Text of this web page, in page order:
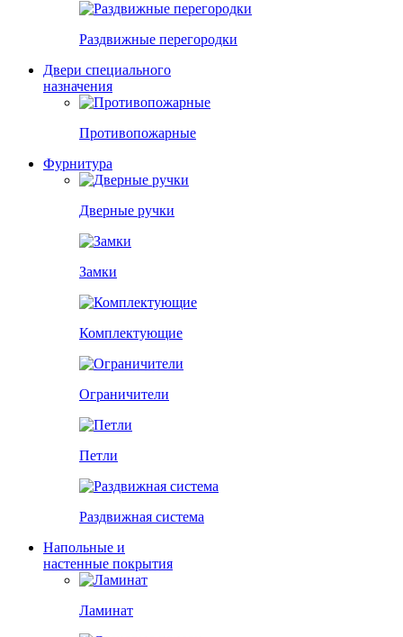
Раздвижные перегородки
Двери специального
назначения
Противопожарные
Фурнитура
Дверные ручки
Замки
Комплектующие
Ограничители
Петли
Раздвижная система
Напольные и
настенные покрытия
Ламинат